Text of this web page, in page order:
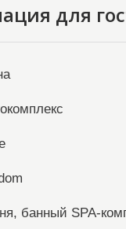
для
банный SPA-